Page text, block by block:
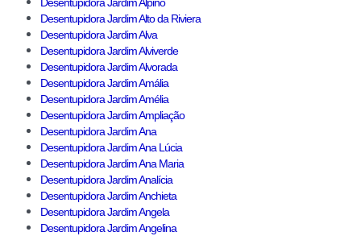
Desentupidora Jardim Alpino
Desentupidora Jardim Alto da Riviera
Desentupidora Jardim Alva
Desentupidora Jardim Alviverde
Desentupidora Jardim Alvorada
Desentupidora Jardim Amália
Desentupidora Jardim Amélia
Desentupidora Jardim Ampliação
Desentupidora Jardim Ana
Desentupidora Jardim Ana Lúcia
Desentupidora Jardim Ana Maria
Desentupidora Jardim Analícia
Desentupidora Jardim Anchieta
Desentupidora Jardim Angela
Desentupidora Jardim Angelina